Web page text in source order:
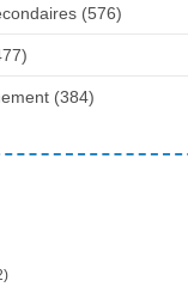
(576)
(384)